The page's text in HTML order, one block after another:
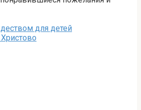
для детей